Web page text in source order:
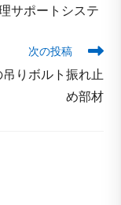
サポートシステ
次の投稿
りボルト振れ止
め部材